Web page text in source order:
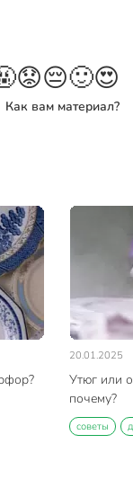
😟😔🙂😍
Как вам материал?
20.01.2025
Утюг или
почему?
советы